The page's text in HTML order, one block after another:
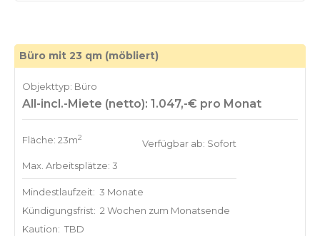
Büro mit 23 qm (möbliert)
Objekttyp: Büro
All-incl.-Miete (netto): 1.047,-€ pro Monat
Fläche: 23m2
Max. Arbeitsplätze: 3
Verfügbar ab: Sofort
Mindestlaufzeit: 3 Monate
Kündigungsfrist: 2 Wochen zum Monatsende
Kaution: TBD